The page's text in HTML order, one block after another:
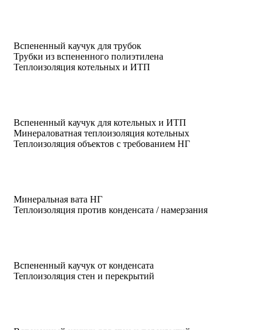
Вспененный каучук для трубок
Трубки из вспененного полиэтилена
Теплоизоляция котельных и ИТП
Вспененный каучук для котельных и ИТП
Минераловатная теплоизоляция котельных
Теплоизоляция объектов с требованием НГ
Минеральная вата НГ
Теплоизоляция против конденсата / намерзания
Вспененный каучук от конденсата
Теплоизоляция стен и перекрытий